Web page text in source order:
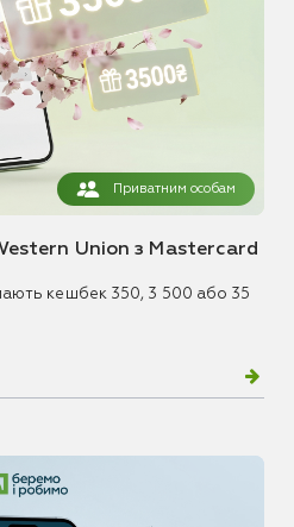
Приватним особам
Union з Mastercard
кешбек 350, 3 500 або 35